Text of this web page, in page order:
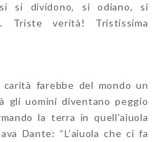
si dividono, si odiano, si
Triste verità! Tristissima
farebbe del mondo un
gli uomini diventano peggio
la terra in quell’aiuola
Dante: “L’aiuola che ci fa